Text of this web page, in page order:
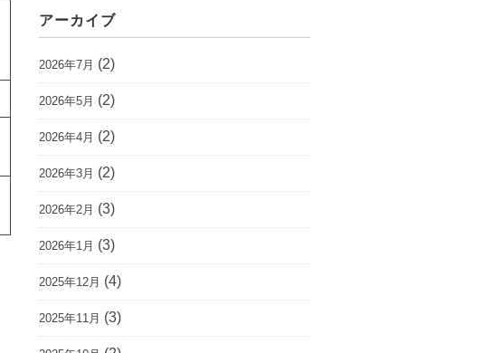
アーカイブ
2026年7月 (2)
2026年5月 (2)
2026年4月 (2)
2026年3月 (2)
2026年2月 (3)
2026年1月 (3)
2025年12月 (4)
2025年11月 (3)